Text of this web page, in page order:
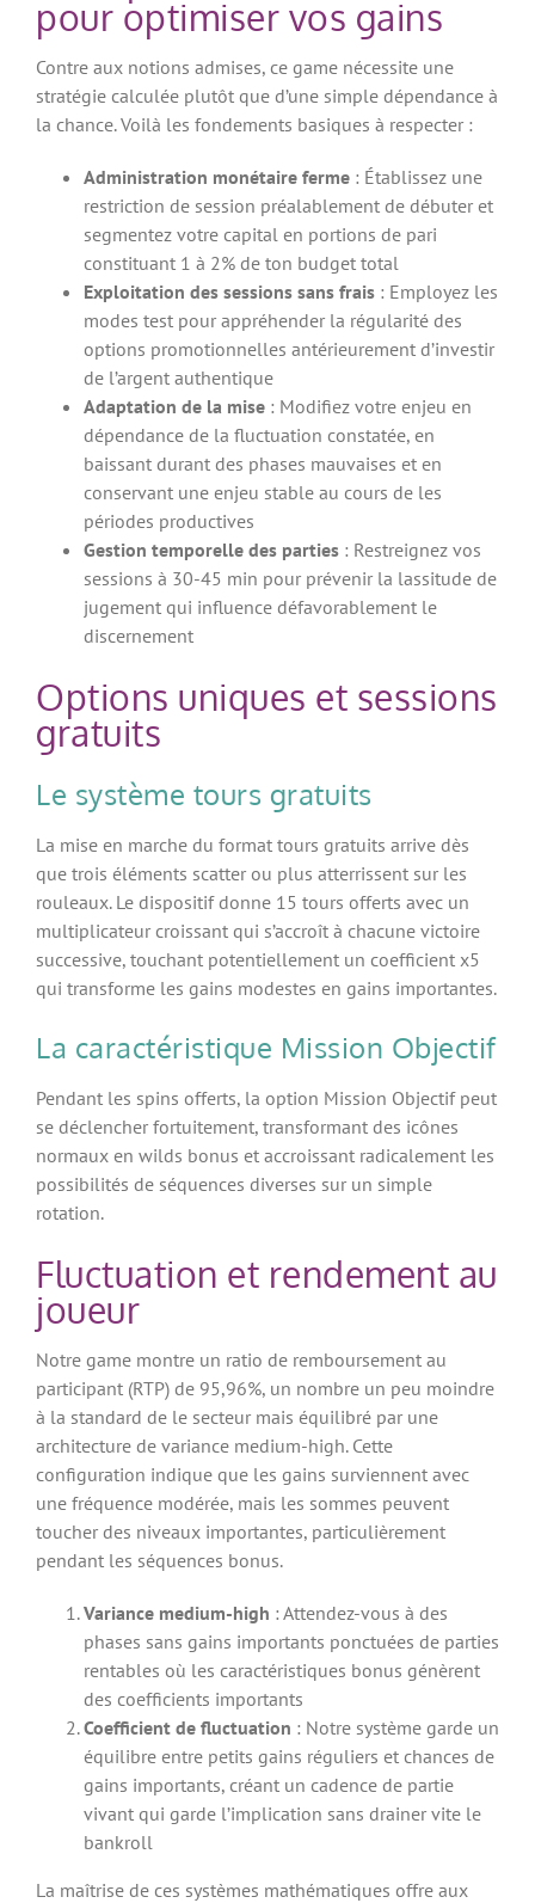
pour optimiser vos gains
Contre aux notions admises, ce game nécessite une
stratégie calculée plutôt que d’une simple dépendance à
la chance. Voilà les fondements basiques à respecter :
Administration monétaire ferme : Établissez une
restriction de session préalablement de débuter et
segmentez votre capital en portions de pari
constituant 1 à 2% de ton budget total
Exploitation des sessions sans frais : Employez les
modes test pour appréhender la régularité des
options promotionnelles antérieurement d’investir
de l’argent authentique
Adaptation de la mise : Modifiez votre enjeu en
dépendance de la fluctuation constatée, en
baissant durant des phases mauvaises et en
conservant une enjeu stable au cours de les
périodes productives
Gestion temporelle des parties : Restreignez vos
sessions à 30-45 min pour prévenir la lassitude de
jugement qui influence défavorablement le
discernement
Options uniques et sessions
gratuits
Le système tours gratuits
La mise en marche du format tours gratuits arrive dès
que trois éléments scatter ou plus atterrissent sur les
rouleaux. Le dispositif donne 15 tours offerts avec un
multiplicateur croissant qui s’accroît à chacune victoire
successive, touchant potentiellement un coefficient x5
qui transforme les gains modestes en gains importantes.
La caractéristique Mission Objectif
Pendant les spins offerts, la option Mission Objectif peut
se déclencher fortuitement, transformant des icônes
normaux en wilds bonus et accroissant radicalement les
possibilités de séquences diverses sur un simple
rotation.
Fluctuation et rendement au
joueur
Notre game montre un ratio de remboursement au
participant (RTP) de 95,96%, un nombre un peu moindre
à la standard de le secteur mais équilibré par une
architecture de variance medium-high. Cette
configuration indique que les gains surviennent avec
une fréquence modérée, mais les sommes peuvent
toucher des niveaux importantes, particulièrement
pendant les séquences bonus.
Variance medium-high : Attendez-vous à des
phases sans gains importants ponctuées de parties
rentables où les caractéristiques bonus génèrent
des coefficients importants
Coefficient de fluctuation : Notre système garde un
équilibre entre petits gains réguliers et chances de
gains importants, créant un cadence de partie
vivant qui garde l’implication sans drainer vite le
bankroll
La maîtrise de ces systèmes mathématiques offre aux